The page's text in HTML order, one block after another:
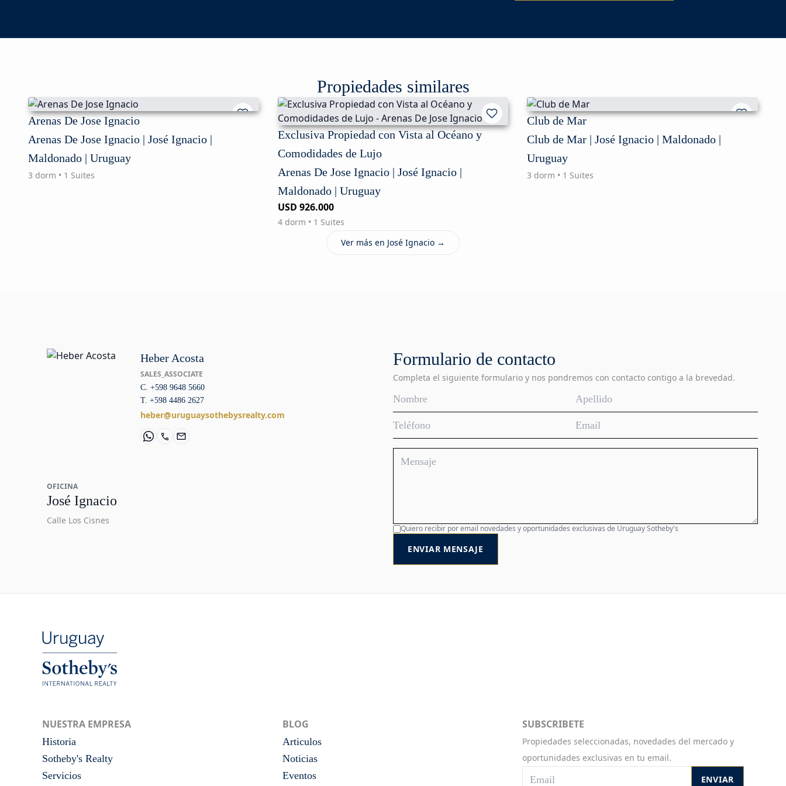
Propiedades similares
Arenas De Jose Ignacio
Arenas De Jose Ignacio | José Ignacio |
Maldonado | Uruguay
3 dorm • 1 Suites
Exclusiva Propiedad con Vista al Océano y
Comodidades de Lujo
Arenas De Jose Ignacio | José Ignacio |
Maldonado | Uruguay
USD 926.000
4 dorm • 1 Suites
Club de Mar
Club de Mar | José Ignacio | Maldonado |
Uruguay
3 dorm • 1 Suites
Ver más en José Ignacio →
Heber Acosta
SALES_ASSOCIATE
C. +598 9648 5660
T. +598 4486 2627
heber@uruguaysothebysrealty.com
OFICINA
José Ignacio
Calle Los Cisnes
Formulario de contacto
Completa el siguiente formulario y nos pondremos con contacto contigo a la brevedad.
Quiero recibir por email novedades y oportunidades exclusivas de Uruguay Sotheby's
ENVIAR MENSAJE
NUESTRA EMPRESA
Historia
Sotheby's Realty
Servicios
BLOG
Articulos
Noticias
Eventos
SUBSCRIBETE
Propiedades seleccionadas, novedades del mercado y
oportunidades exclusivas en tu email.
ENVIAR